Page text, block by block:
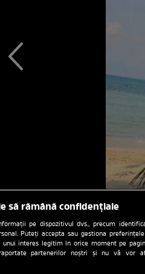
să rămână confidențiale
pe dispozitivul dvs., precum
Puteți accepta sau gestiona
interes legitim în orice moment pe
partenerilor noștri și nu vă vor